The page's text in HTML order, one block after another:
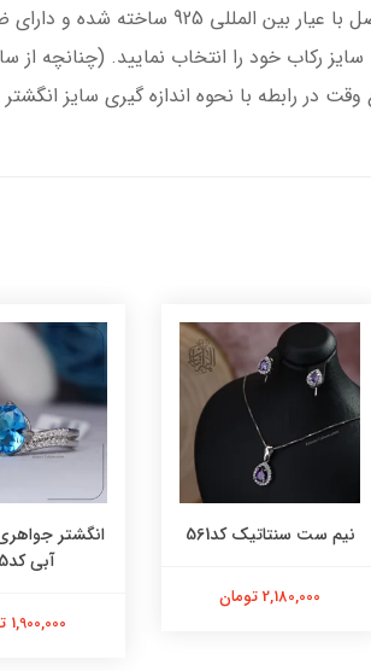
انگشتر نقره زنانه با سنگ عقیق سبز درجه یک ،
رکاب خود را انتخاب نمایید. (چنانچه
در رابطه با نحوه اندازه گیری سایز
نیم ست سنتاتیک کد561
2,180,000 تومان
انگشتر
آبی کد565
1,900,000 تومان